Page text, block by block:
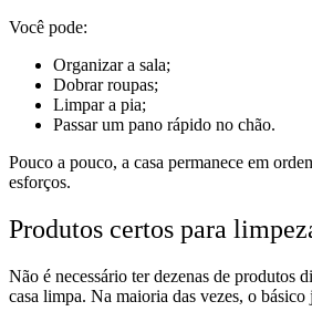
Você pode:
Organizar a sala;
Dobrar roupas;
Limpar a pia;
Passar um pano rápido no chão.
Pouco a pouco, a casa permanece em
esforços.
Produtos certos para
Não é necessário ter dezenas de produtos
casa limpa. Na maioria das vezes, o básico